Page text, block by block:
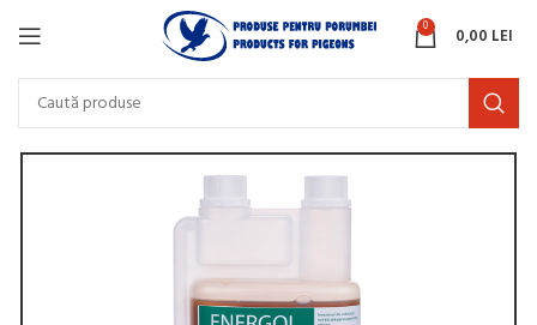
0 0,00 LEI